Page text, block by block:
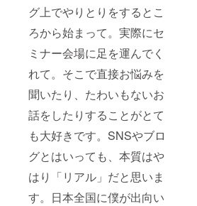
グ上でやりとりをするとこ
ろから始まって。実際にセ
ミナー会場に足を運んでく
れて。そこで直接お悩みを
聞いたり、たわいもないお
話をしたりすることがとて
も大好きです。SNSやブロ
グとはいっても、本質はや
はり「リアル」だと思いま
す。日本全国に僕が出向い